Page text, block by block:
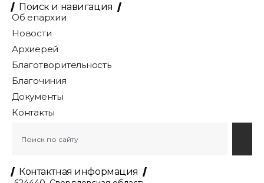
Поиск и навигация
Об епархии
Новости
Архиерей
Благотворительность
Благочиния
Документы
Контакты
Контактная информация